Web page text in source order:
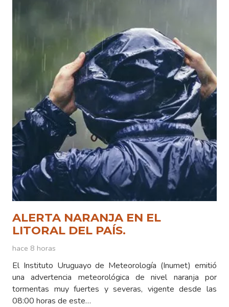
ALERTA NARANJA EN EL
LITORAL DEL PAÍS.
hace 8 horas
El Instituto Uruguayo de Meteorología (Inumet) emitió
una advertencia meteorológica de nivel naranja por
tormentas muy fuertes y severas, vigente desde las
08:00 horas de este…